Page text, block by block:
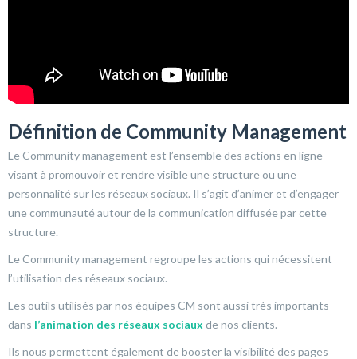
Définition de Community Management
Le Community management est l’ensemble des actions en ligne
visant à promouvoir et rendre visible une structure ou une
personnalité sur les réseaux sociaux. Il s’agit d’animer et d’engager
une communauté autour de la communication diffusée par cette
structure.
Le Community management regroupe les actions qui nécessitent
l’utilisation des réseaux sociaux.
Les outils utilisés par nos équipes CM sont aussi très importants
dans l’animation des réseaux sociaux de nos clients.
Ils nous permettent également de booster la visibilité des pages